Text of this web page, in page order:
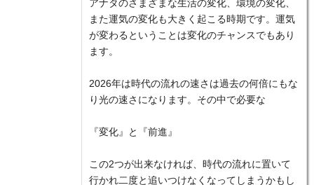
アナタのさまざまな生活の変化、環境の変化、
また運気の変化も大きく起こる時期です。運気
が変わるということは変化のチャンスでもあり
ます。
2026年は時代の流れの速さは過去の何倍にもな
り光の速さになります。その中で必要な
『変化』と『前進』
この2つが出来なければ、時代の流れに置いて
行かれ二度と追いつけなくなってしまうかもし